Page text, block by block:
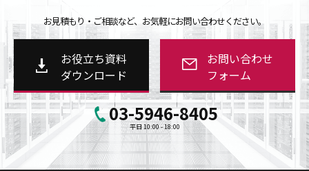
お見積もり・ご相談など、お気軽にお問い合わせください。
お役立ち資料
ダウンロード
お問い合わせ
フォーム
03-5946-8405
平日 10:00 - 18:00